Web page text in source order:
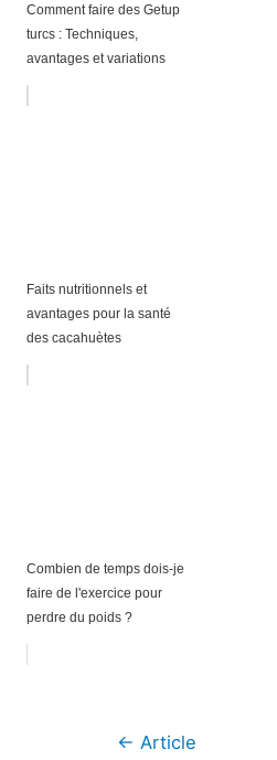
Comment faire des Getup
turcs : Techniques,
avantages et variations
Faits nutritionnels et
avantages pour la santé
des cacahuètes
Combien de temps dois-je
faire de l'exercice pour
perdre du poids ?
Navigation
← Article